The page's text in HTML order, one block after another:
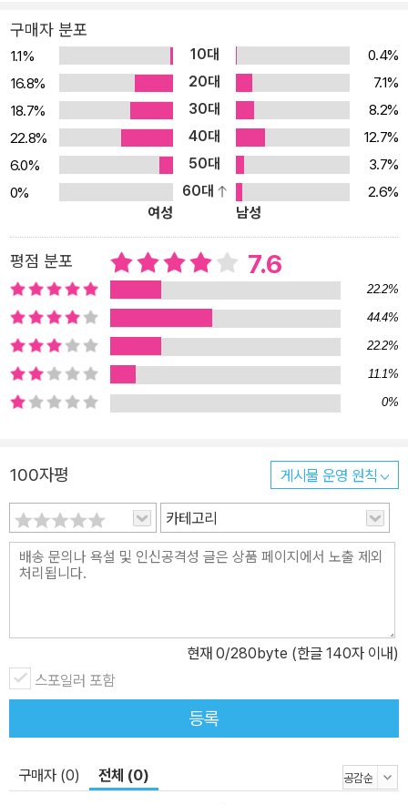
에 빠져 있는 사람들에게 말한다. 사랑하는 사람에게 시를 읽어주라
고. 그 구닥다리 사랑법이 때로는 사람과 사람 사이에 없던 다리를 놓
기도 한다고. 시는 사랑의 열정을 퍼 올리는 펌프이니까. 그런 펌프질
로 가슴속에 묻어 놓았던 감정의 응어리들을 끌어올려 토해 놓으면
다 시가 된다고 중년을 한참 넘어선 문학청년은 말한다. 장석남에게
시는 밤하늘에 숨어사는 별이다 낙산 꼭대기에서 자취하던 시절. 어
느 여름 술 마시고 자취방을 향해 올라가다 돌계단에 걸터앉아 먼 하
늘을 올려다보았다. 그곳에 숨어사는 별들이 몇 가닥 빛만으로 겨우
버티고 떠 있었다. 그 역시 별이 되고 싶었다. 안 되면 별의 조카라도
그것이 세상을 버리는 것일지라도 아름다운 삶이라고 청년 장석남은
믿고 싶었다. 그런 믿음이 한 줄기 별빛처럼 시가 되었다. 하응백에게
시는 다 그렇다. 사랑이 다 그런 것처럼. 그는 모든 시인은 사랑 앞에
서 괴롭다고 말한다. 기껏 내 사랑이 이 정도라니. 사랑과 이별은 끊임
없이 반복되고 기다림만 남는다는 것을 하응백은 어떻게 알았을까.
어린 시절 어머니가 돌아오지 않는 날이 있었다. 어스름이 내릴 무렵
빛에 감나무 잎사귀 그림자가 감겨들어 창호지 문에 어릴 때도 있었
다. 그것은 반투명의 슬픔 같은 것이었다. 하응백이 자문한다. 그때 내
가 정말 기다린 것은 어머니였을까? 혹 달빛에 어린 감잎 그림자는
아니었을까? 세 명의 시인과 한 명의 평론가가 그들이 시와 사랑에
빠졌던 슬프도록 아름다운 시절로 당신을 인도한다. 그곳으로 가면
이미 시인이라는 것을. 우리가 사랑에 빠졌을 때 우리는 모두 시인이
된다.
구매자 분포
1.1% 10대
0.4%
16.8%
20대
7.1%
18.7%
30대
8.2%
22.8%
40대
12.7%
6.0%
50대
3.7%
0%
60대
2.6%
여성
남성
평점 분포 7.6
22.2%
44.4%
22.2%
11.1%
0%
100자평 게시물 운영 원칙
카테고리
현재 0/280byte (한글 140자 이내)
스포일러 포함
등록
구매자 (0) 전체 (0)